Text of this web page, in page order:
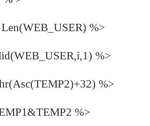
%>
%>
%>
%>